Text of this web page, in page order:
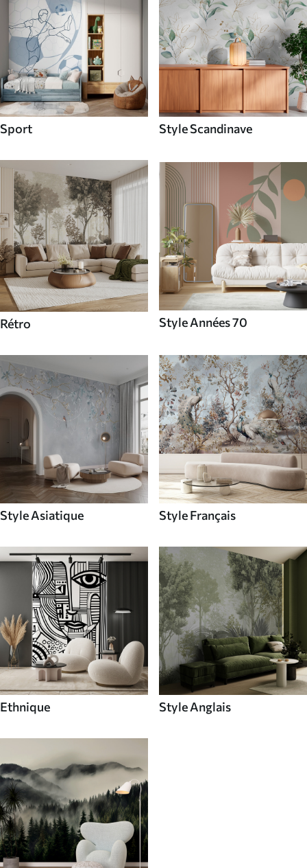
Sport Style Scandinave
Rétro Style Années 70
Style Asiatique Style Français
Ethnique Style Anglais